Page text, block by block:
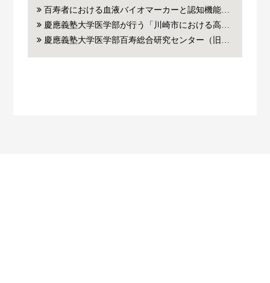
百寿者における血液バイオマーカーと認知機能・死亡リスクの関連についての論文がJAMA Network Open誌に掲載されました。
慶應義塾大学医学部が行う「川崎市における高齢者の健康と暮らし方に関する学術調査」にご参加いただいた方
慶應義塾大学医学部百寿総合研究センター（旧老年内科）が行った百寿者・超百寿者研究にご参加いただいたご本人の血液老化指標（バイオマーカー）、遺伝子解析データを用いた医学系研究に対するご協力のお願い